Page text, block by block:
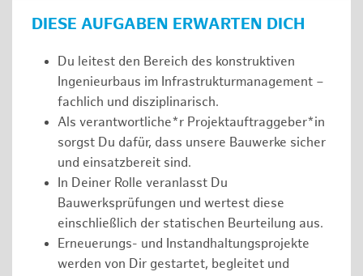
DIESE AUFGABEN ERWARTEN DICH
Du leitest den Bereich des konstruktiven
Ingenieurbaus im Infrastrukturmanagement –
fachlich und disziplinarisch.
Als verantwortliche*r Projektauftraggeber*in
sorgst Du dafür, dass unsere Bauwerke sicher
und einsatzbereit sind.
In Deiner Rolle veranlasst Du
Bauwerksprüfungen und wertest diese
einschließlich der statischen Beurteilung aus.
Erneuerungs- und Instandhaltungsprojekte
werden von Dir gestartet, begleitet und